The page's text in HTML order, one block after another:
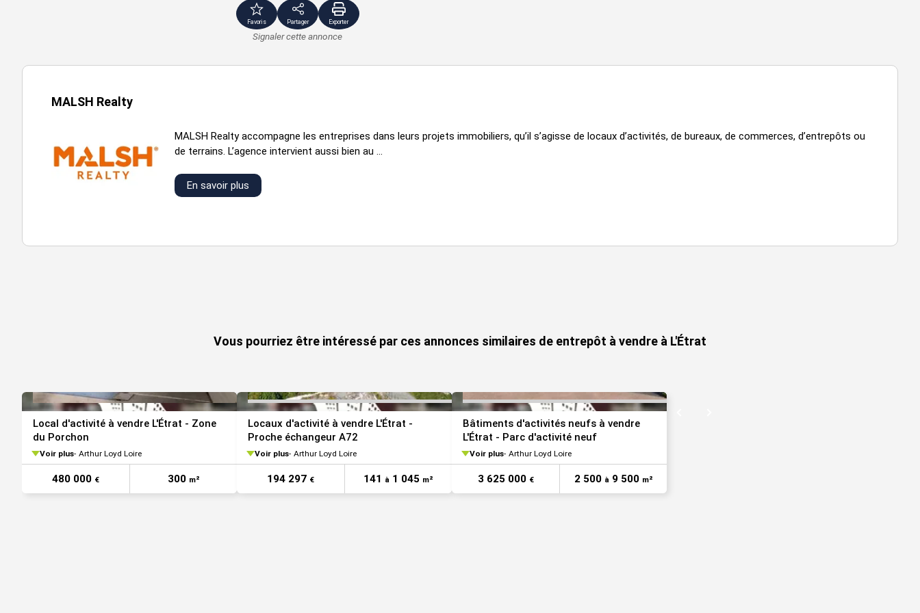
Favoris Partager Exporter
Signaler cette annonce
MALSH Realty
MALSH Realty accompagne les entreprises dans leurs projets immobiliers, qu’il s’agisse de locaux d’activités, de bureaux, de commerces, d’entrepôts ou
de terrains. L’agence intervient aussi bien au ...
En savoir plus
Vous pourriez être intéressé par ces annonces similaires de entrepôt à vendre à L'Étrat
Local d'activité à vendre L'Étrat - Zone
du Porchon
Voir plus Arthur Loyd Loire
480 000 € 300 m²
Locaux d'activité à vendre L'Étrat -
Proche échangeur A72
Voir plus Arthur Loyd Loire
194 297 € 141 à 1 045 m²
Bâtiments d'activités neufs à vendre
L'Étrat - Parc d'activité neuf
Voir plus Arthur Loyd Loire
3 625 000 € 2 500 à 9 500 m²